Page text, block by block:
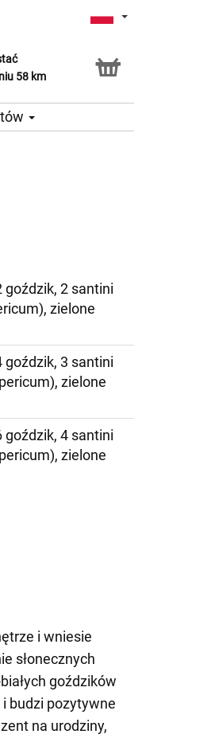
58 km
goździk, 2 santini
zielone
goździk, 3 santini
zielone
goździk, 4 santini
zielone
i wniesie
słonecznych
goździków
budzi pozytywne
na urodziny,